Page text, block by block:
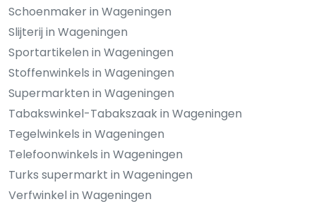
Schoenmaker in Wageningen
Slijterij in Wageningen
Sportartikelen in Wageningen
Stoffenwinkels in Wageningen
Supermarkten in Wageningen
Tabakswinkel-Tabakszaak in Wageningen
Tegelwinkels in Wageningen
Telefoonwinkels in Wageningen
Turks supermarkt in Wageningen
Verfwinkel in Wageningen